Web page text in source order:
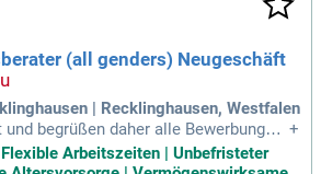
(all genders) Neugeschäft
| Recklinghausen, Westfalen
begrüßen daher alle Bewerbungen
Nationalität, ethnischer und s
Weltanschauung, Behinderung, Alt
+
Arbeitszeiten | Unbefristeter